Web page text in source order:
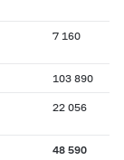
7 160
103 890
22 056
48 590